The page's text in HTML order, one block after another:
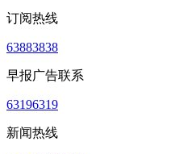
订阅热线
63883838
早报广告联系
63196319
新闻热线